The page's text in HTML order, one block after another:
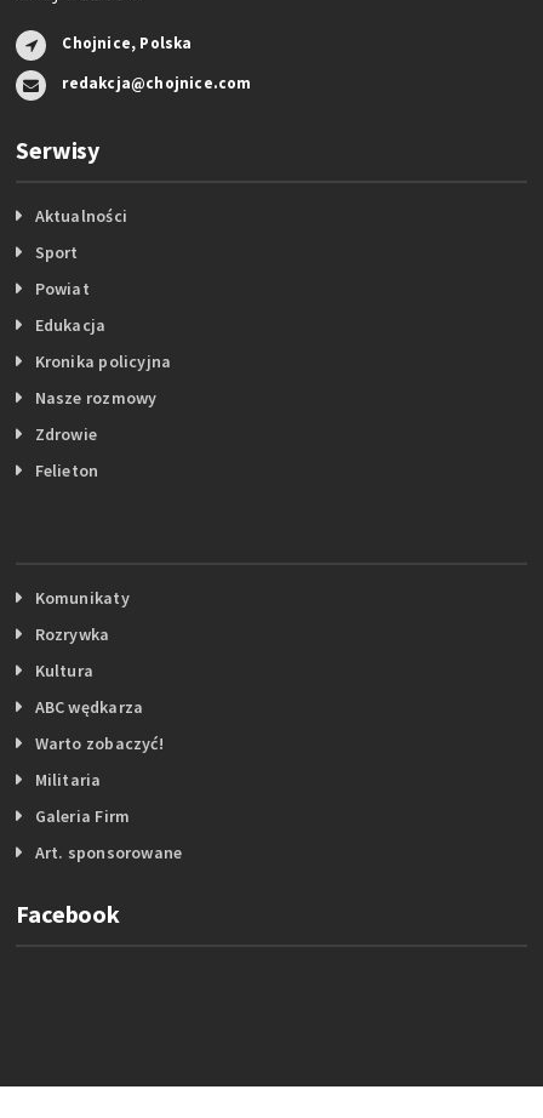
Chojnice, Polska
redakcja@chojnice.com
Serwisy
Aktualności
Sport
Powiat
Edukacja
Kronika policyjna
Nasze rozmowy
Zdrowie
Felieton
Komunikaty
Rozrywka
Kultura
ABC wędkarza
Warto zobaczyć!
Militaria
Galeria Firm
Art. sponsorowane
Facebook